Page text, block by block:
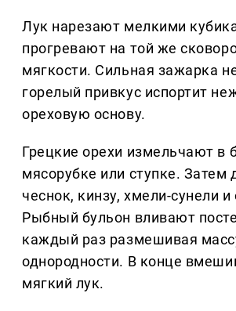
Лук нарезают мелкими
прогревают на той же
мягкости. Сильная зажарка
горелый привкус испортит
ореховую основу.
Грецкие орехи измельчают в
мясорубке или ступке. Затем
чеснок, кинзу, хмели-сунели и
Рыбный бульон вливают
каждый раз размешивая
однородности. В конце
мягкий лук.